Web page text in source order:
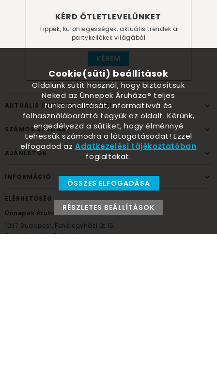
KÉRD ÖTLETLEVELÜNKET
Tippek, különlegességek, aktuális trendek a
partykellékek világából
KÉREM
AKTUÁLIS ÜNNEPEK, ALKALMAK
SZÁMOS SZÜLINAP
AJÁNLATOK
INFORMÁCIÓ
ELÉRHETŐSÉG
Ünnepek Áruháza
1037 Budapest, Fehéregyházi út 15.
Személyes átvételi pont
Cookie(süti) beállítások
Oldalunk sütit használ, hogy biztosítsuk
Neked az Ünnepek Áruháza® teljes
funkcionalitását, informatívvá és
felhasználóbaráttá tegyük az oldalt. Kérünk,
engedélyezd a sütiket, hogy élménnyé
tehessük számodra a látogatásodat! Ezzel
elfogadod azAdatkezelési tájékoztatóban
foglaltakat.
ÖSSZES ELFOGADÁSA
RÉSZLETES BEÁLLÍTÁSOK